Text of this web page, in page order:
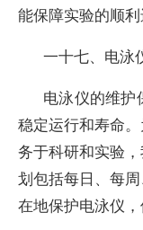
能保障实验的顺利
一十七、电泳
电泳仪的维护
稳定运行和寿命
务于科研和实验
划包括每日、每
在地保护电泳仪，